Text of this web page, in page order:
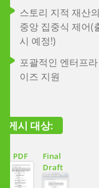
스토리 지적 재산
중앙 집중식 제어(
시 예정!)
포괄적인 엔터프라
이즈 지원
게시 대상:
PDF
Final
Draft
학교의 창의성을
한 단계 끌어올
세요
리텔링에 대한 참여
육을 목표로 하는 학
에 적합하며 더 많은
생 단체에 영향을 미
니다.